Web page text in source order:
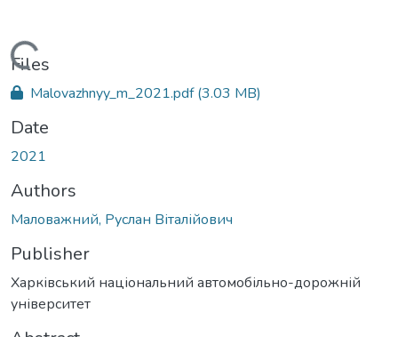
Loading...
Files
Malovazhnyy_m_2021.pdf(3.03 MB)
Date
2021
Authors
Маловажний, Руслан Віталійович
Publisher
Харківський національний автомобільно-дорожній
університет